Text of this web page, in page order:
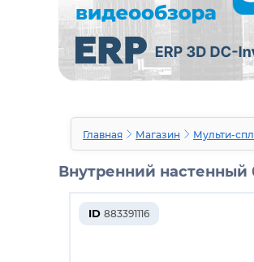
Главная Магазин Мульти-
Внутренний настенный
ID 883391116